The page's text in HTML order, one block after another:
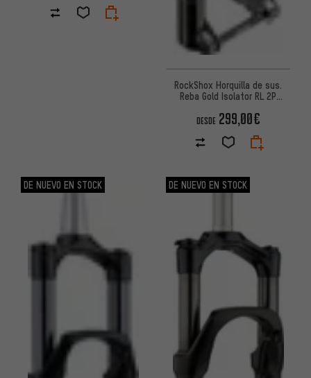
RockShox Horquilla de sus.
Reba Gold Isolator RL 2P
DESDE 299,00€
DE NUEVO EN STOCK DE NUEVO EN STOCK